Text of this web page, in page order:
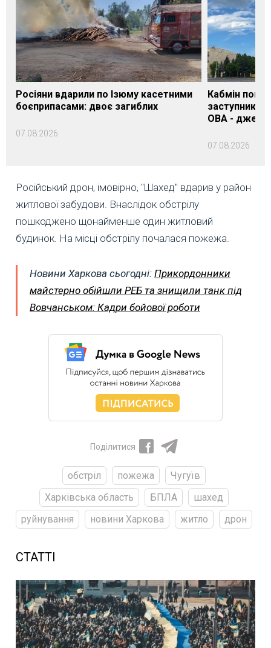
Росіяни вдарили по Ізюму касетними
боєприпасами: двоє загиблих
07.08.2026
Кабмін
заступника
ОВА -
07.08.2026
Російський дрон, імовірно, "Шахед" вдарив у район
житлової забудови. Внаслідок обстрілу
пошкоджено щонайменше один житловий
будинок. На місці обстрілу почалася пожежа.
Новини Харкова сьогодні: Прикордонники
майстерно обійшли РЕБ та знищили танк під
Вовчанськом: Кадри бойової роботи
Поділитися
обстріл пожежа
Чугуїв
Харківська область
БПЛА
шахед
руйнування
новини Харкова житло дрон
СТАТТІ